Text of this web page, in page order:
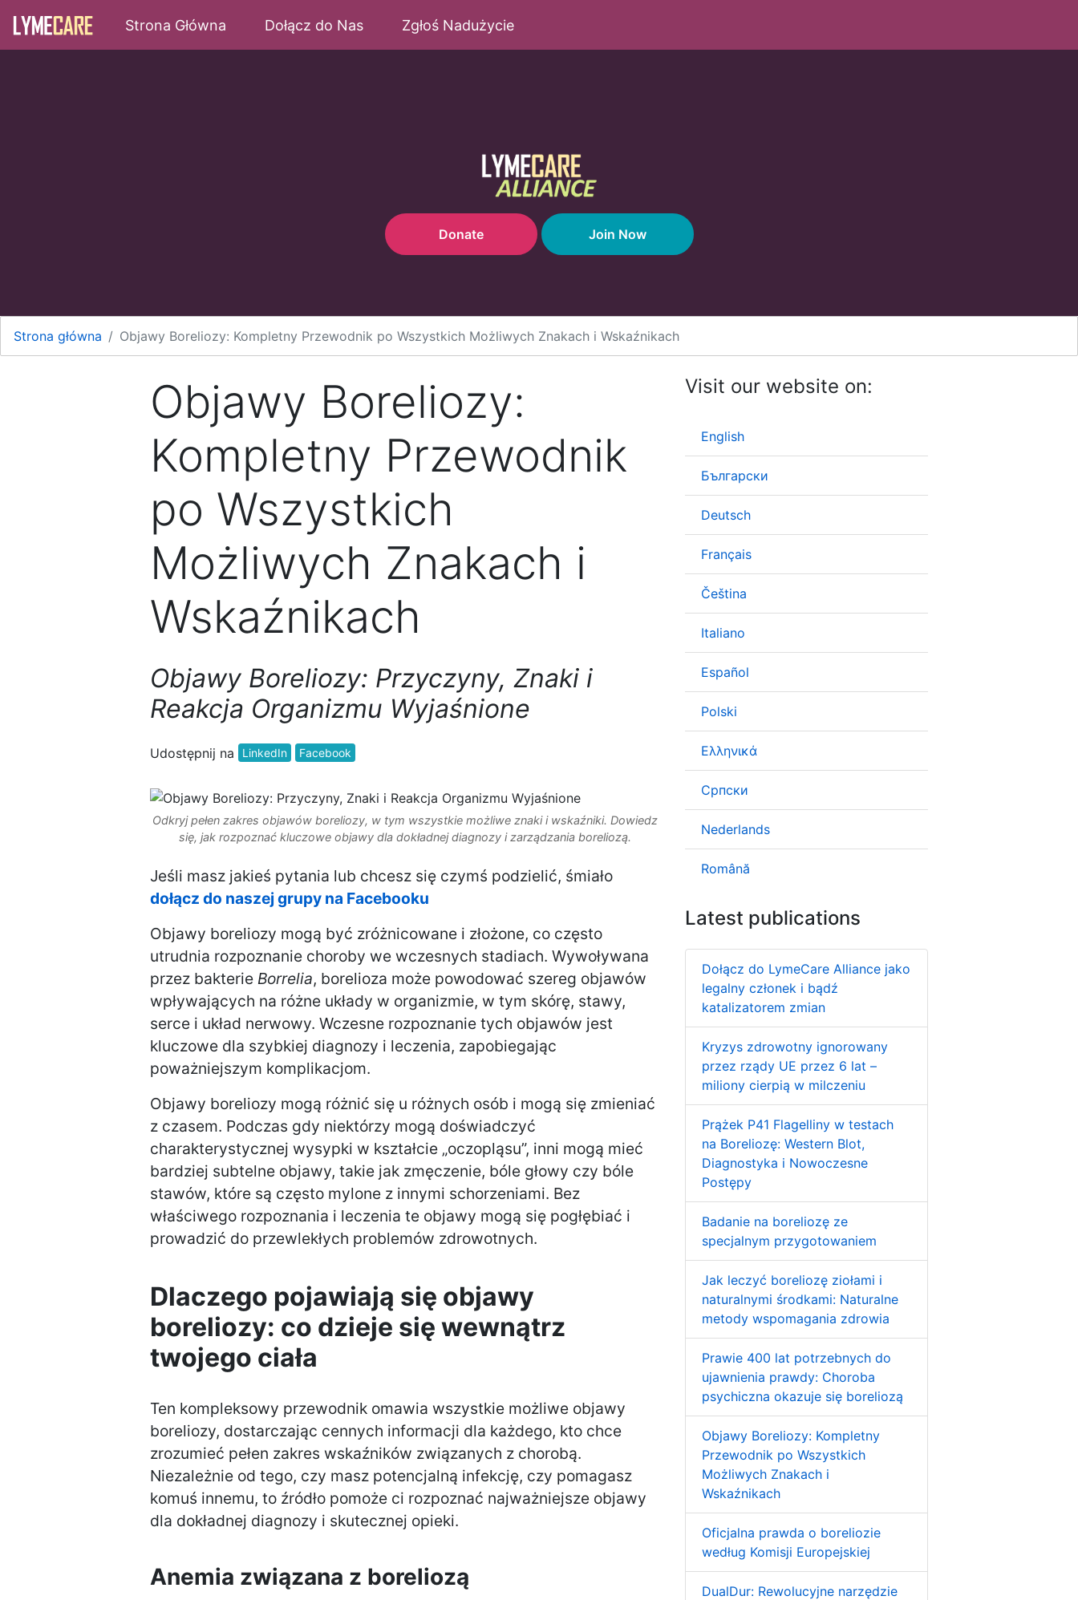
Skip to main content
Strona Główna (current)Dołącz do Nas Zgłoś Nadużycie
Donate Join Now
Strona główna Objawy Boreliozy: Kompletny Przewodnik po Wszystkich Możliwych Znakach i Wskaźnikach
Objawy Boreliozy:
Kompletny Przewodnik
po Wszystkich
Możliwych Znakach i
Wskaźnikach
Objawy Boreliozy: Przyczyny, Znaki i
Reakcja Organizmu Wyjaśnione
Udostępnij na LinkedIn Facebook
Odkryj pełen zakres objawów boreliozy, w tym wszystkie możliwe znaki i wskaźniki. Dowiedz
się, jak rozpoznać kluczowe objawy dla dokładnej diagnozy i zarządzania boreliozą.
Jeśli masz jakieś pytania lub chcesz się czymś podzielić, śmiało
dołącz do naszej grupy na Facebooku
Objawy boreliozy mogą być zróżnicowane i złożone, co często
utrudnia rozpoznanie choroby we wczesnych stadiach. Wywoływana
przez bakterie Borrelia, borelioza może powodować szereg objawów
wpływających na różne układy w organizmie, w tym skórę, stawy,
serce i układ nerwowy. Wczesne rozpoznanie tych objawów jest
kluczowe dla szybkiej diagnozy i leczenia, zapobiegając
poważniejszym komplikacjom.
Objawy boreliozy mogą różnić się u różnych osób i mogą się zmieniać
z czasem. Podczas gdy niektórzy mogą doświadczyć
charakterystycznej wysypki w kształcie „oczopląsu”, inni mogą mieć
bardziej subtelne objawy, takie jak zmęczenie, bóle głowy czy bóle
stawów, które są często mylone z innymi schorzeniami. Bez
właściwego rozpoznania i leczenia te objawy mogą się pogłębiać i
prowadzić do przewlekłych problemów zdrowotnych.
Dlaczego pojawiają się objawy
boreliozy: co dzieje się wewnątrz
twojego ciała
Ten kompleksowy przewodnik omawia wszystkie możliwe objawy
boreliozy, dostarczając cennych informacji dla każdego, kto chce
zrozumieć pełen zakres wskaźników związanych z chorobą.
Niezależnie od tego, czy masz potencjalną infekcję, czy pomagasz
komuś innemu, to źródło pomoże ci rozpoznać najważniejsze objawy
dla dokładnej diagnozy i skutecznej opieki.
Anemia związana z boreliozą
Visit our website on:
English
Български
Deutsch
Français
Čeština
Italiano
Español
Polski
Ελληνικά
Српски
Nederlands
Română
Latest publications
Dołącz do LymeCare Alliance jako
legalny członek i bądź
katalizatorem zmian
Kryzys zdrowotny ignorowany
przez rządy UE przez 6 lat –
miliony cierpią w milczeniu
Prążek P41 Flagelliny w testach
na Boreliozę: Western Blot,
Diagnostyka i Nowoczesne
Postępy
Badanie na boreliozę ze
specjalnym przygotowaniem
Jak leczyć boreliozę ziołami i
naturalnymi środkami: Naturalne
metody wspomagania zdrowia
Prawie 400 lat potrzebnych do
ujawnienia prawdy: Choroba
psychiczna okazuje się boreliozą
Objawy Boreliozy: Kompletny
Przewodnik po Wszystkich
Możliwych Znakach i
Wskaźnikach
Oficjalna prawda o boreliozie
według Komisji Europejskiej
DualDur: Rewolucyjne narzędzie